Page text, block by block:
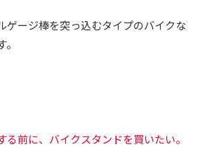
ゲージ棒を突っ込むタイプのバイクな
る前に、バイクスタンドを買いたい。